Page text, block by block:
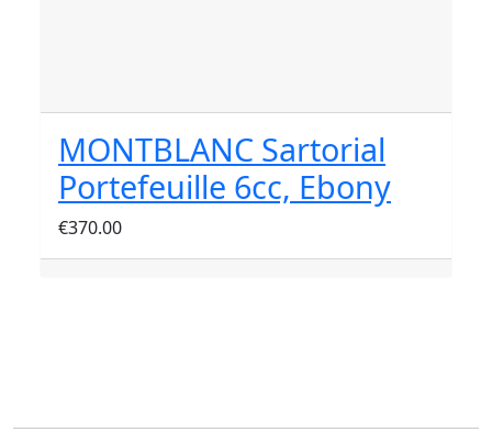
MONTBLANC Sartorial
Portefeuille 6cc, Ebony
€370.00